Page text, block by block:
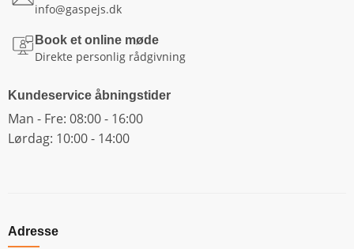
info@gaspejs.dk
Book et online møde
Direkte personlig rådgivning
Kundeservice åbningstider
Man - Fre: 08:00 - 16:00
Lørdag: 10:00 - 14:00
Adresse